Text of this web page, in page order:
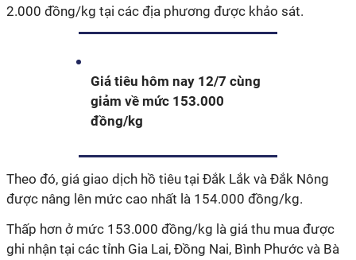
2.000 đồng/kg tại các địa phương được khảo sát.
Giá tiêu hôm nay 12/7 cùng
giảm về mức 153.000
đồng/kg
Theo đó, giá giao dịch hồ tiêu tại Đắk Lắk và Đắk Nông
được nâng lên mức cao nhất là 154.000 đồng/kg.
Thấp hơn ở mức 153.000 đồng/kg là giá thu mua được
ghi nhận tại các tỉnh Gia Lai, Đồng Nai, Bình Phước và Bà